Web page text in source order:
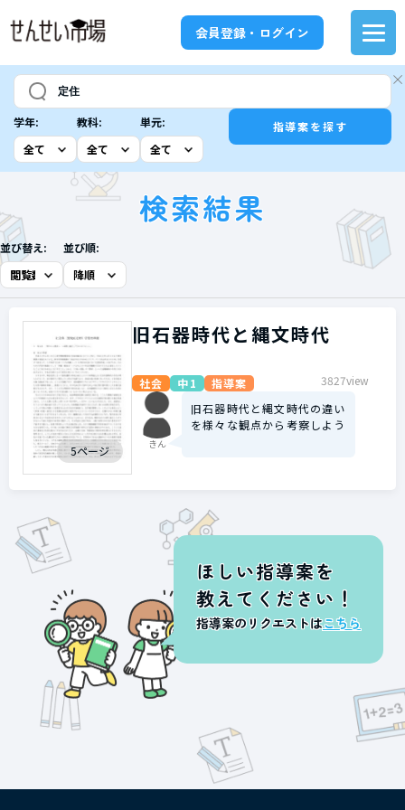
会員登録・ログイン
学年: 教科: 単元: 指導案を探す
検索結果
並び替え: 並び順:
5ページ
旧石器時代と縄文時代
社会 中1 指導案 3827view
きん
旧石器時代と縄文時代の違い
を様々な観点から考察しよう
ほしい指導案を
教えてください！
指導案のリクエストはこちら